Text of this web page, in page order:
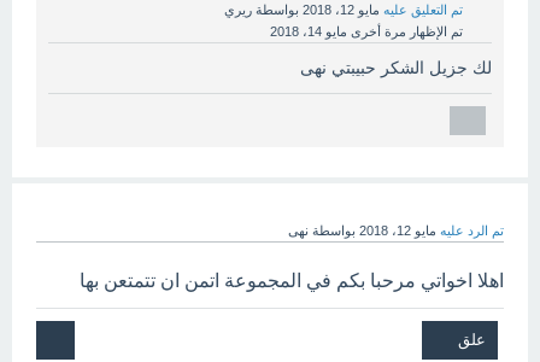
تم التعليق عليه مايو 12، 2018 بواسطة ريري
تم الإظهار مرة أخرى مايو 14، 2018
لك جزيل الشكر حبيبتي نهى
تم الرد عليه مايو 12، 2018 بواسطة نهى
اهلا اخواتي مرحبا بكم في المجموعة اتمن ان تتمتعن بها